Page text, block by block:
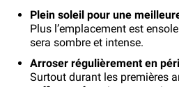
Plein soleil pour une
Plus l’emplacement est
sera sombre et intense.
Arroser régulièrement en
Surtout durant les premières